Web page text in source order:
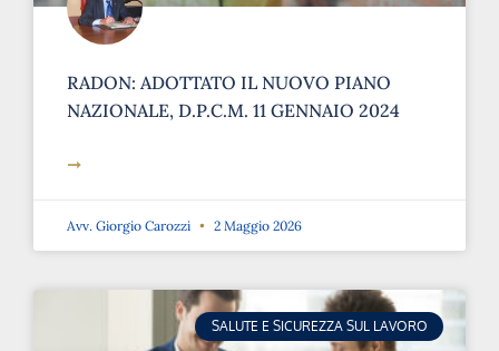
RADON: ADOTTATO IL NUOVO PIANO
NAZIONALE, D.P.C.M. 11 GENNAIO 2024
➞
Avv. Giorgio Carozzi 2 Maggio 2026
SALUTE E SICUREZZA SUL LAVORO